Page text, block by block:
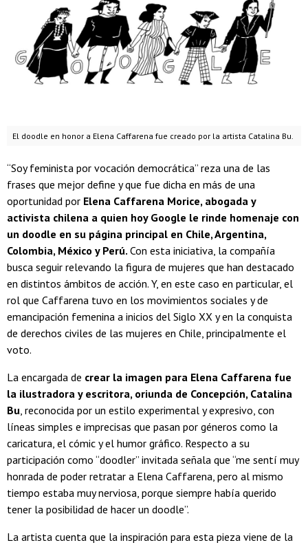
El doodle en honor a Elena Caffarena fue creado por la artista Catalina Bu.
“Soy feminista por vocación democrática” reza una de las
frases que mejor define y que fue dicha en más de una
oportunidad por Elena Caffarena Morice, abogada y
activista chilena a quien hoy Google le rinde homenaje con
un doodle en su página principal en Chile, Argentina,
Colombia, México y Perú. Con esta iniciativa, la compañía
busca seguir relevando la figura de mujeres que han destacado
en distintos ámbitos de acción. Y, en este caso en particular, el
rol que Caffarena tuvo en los movimientos sociales y de
emancipación femenina a inicios del Siglo XX y en la conquista
de derechos civiles de las mujeres en Chile, principalmente el
voto.
La encargada de crear la imagen para Elena Caffarena fue
la ilustradora y escritora, oriunda de Concepción, Catalina
Bu, reconocida por un estilo experimental y expresivo, con
líneas simples e imprecisas que pasan por géneros como la
caricatura, el cómic y el humor gráfico. Respecto a su
participación como “doodler” invitada señala que “me sentí muy
honrada de poder retratar a Elena Caffarena, pero al mismo
tiempo estaba muy nerviosa, porque siempre había querido
tener la posibilidad de hacer un doodle”.
La artista cuenta que la inspiración para esta pieza viene de la